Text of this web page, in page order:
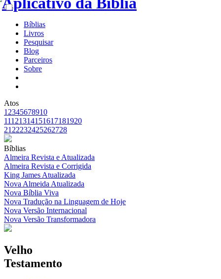
Bíblias
Livros
Pesquisar
Blog
Parceiros
Sobre
Atos
1 2345678910
11121314151617181920
21 22232425262728
Bíblias
Almeira Revista e Atualizada
Almeira Revista e Corrigida
King James Atualizada
Nova Almeida Atualizada
Nova Bíblia Viva
Nova Tradução na Linguagem de Hoje
Nova Versão Internacional
Nova Versão Transformadora
Velho
Testamento